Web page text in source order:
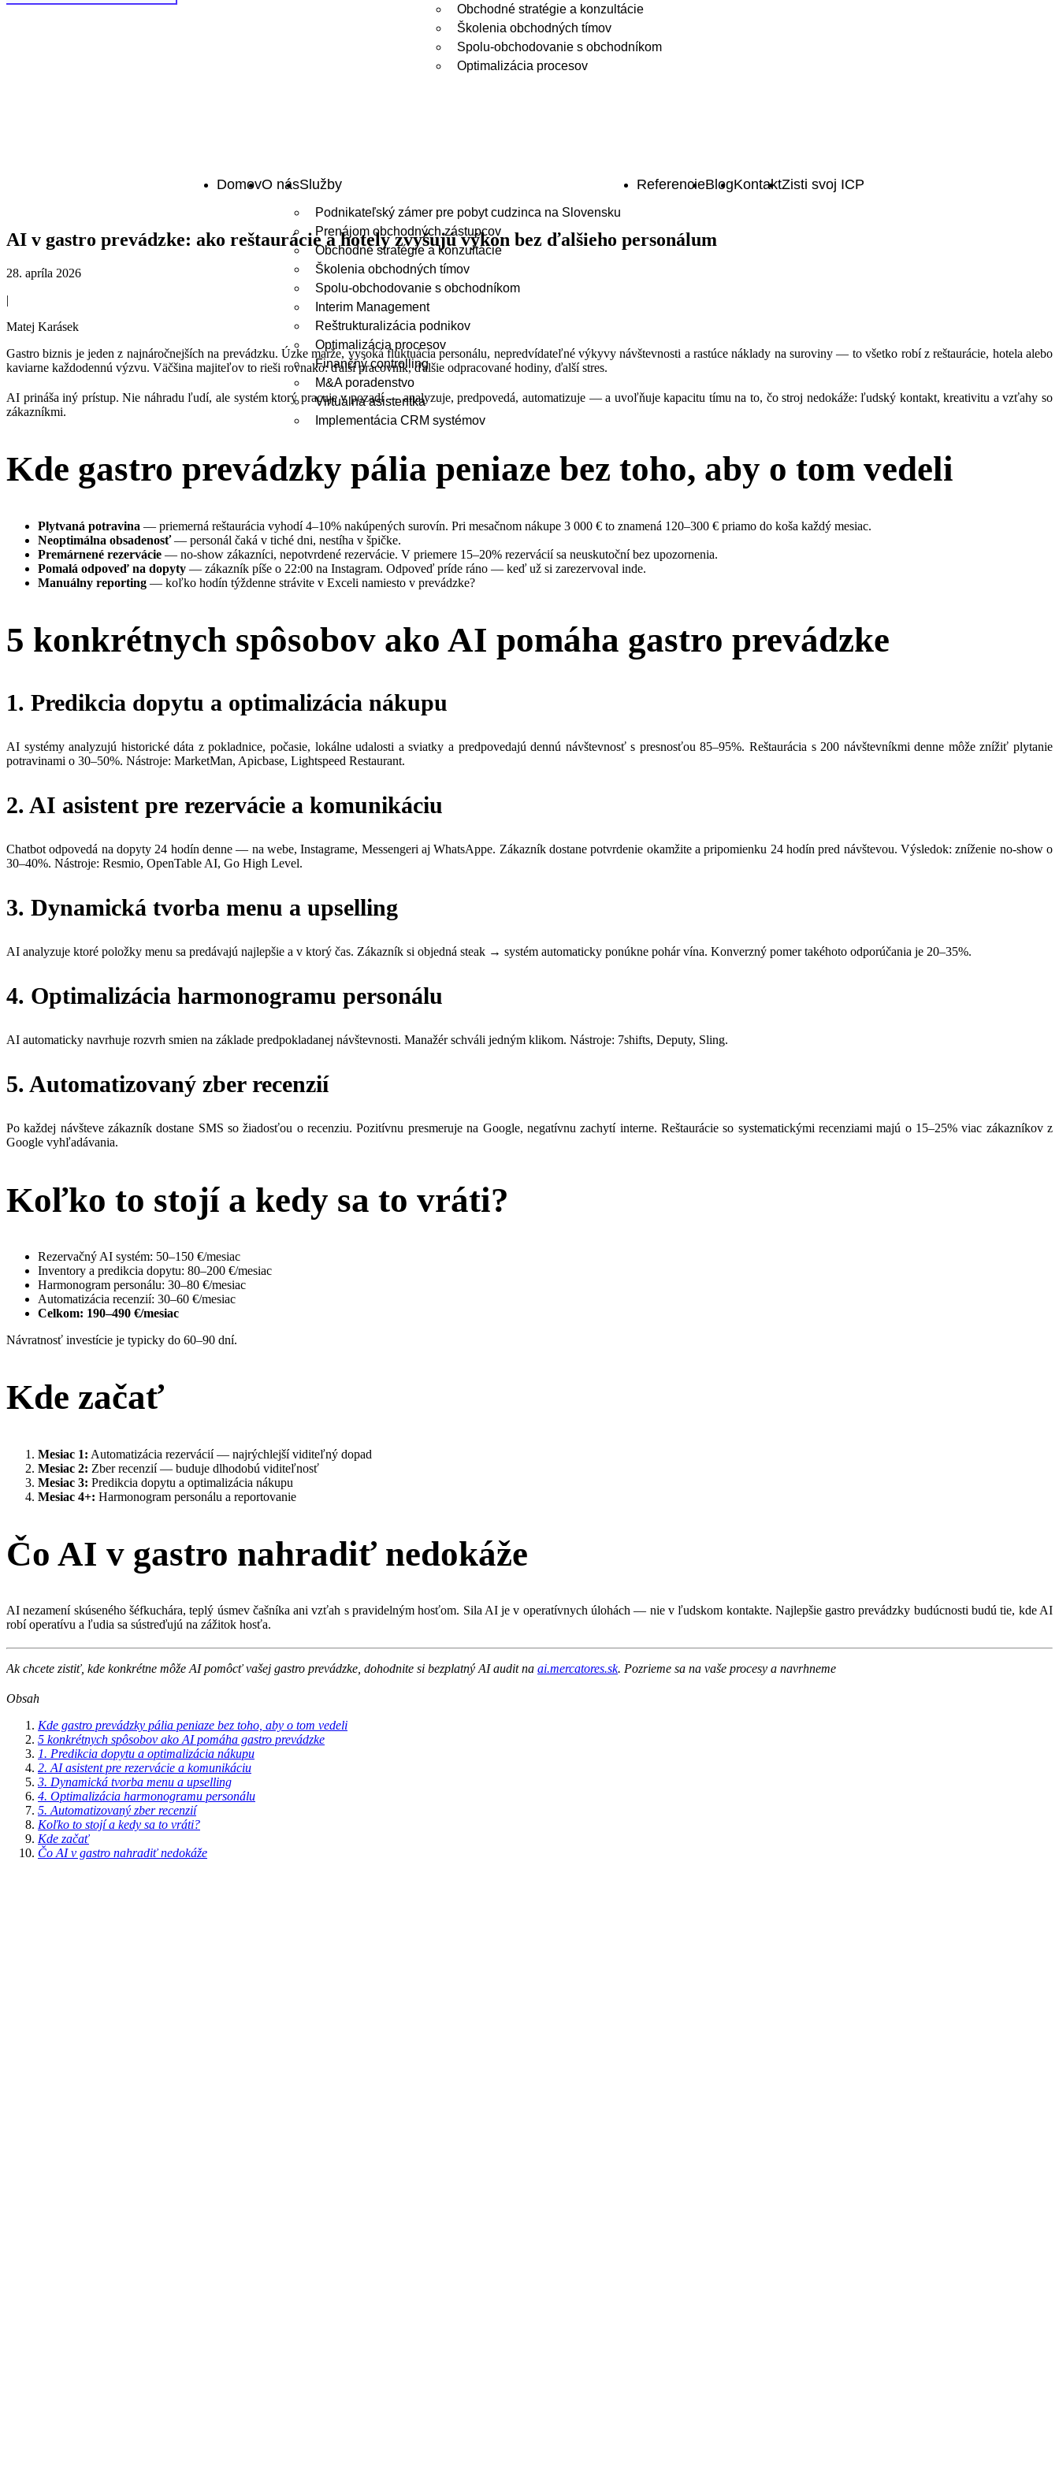
Obchodné stratégie a konzultácie
Školenia obchodných tímov
Spolu-obchodovanie s obchodníkom
Optimalizácia procesov
DomovO násSlužby
Podnikateľský zámer pre pobyt cudzinca na Slovensku
Prenájom obchodných zástupcov
Obchodné stratégie a konzultácie
Školenia obchodných tímov
Spolu-obchodovanie s obchodníkom
Interim Management
Reštrukturalizácia podnikov
Optimalizácia procesov
Finančný controlling
M&A poradenstvo
Virtuálna asistentka
Implementácia CRM systémov
ReferencieBlogKontaktZisti svoj ICP
AI v gastro prevádzke: ako reštaurácie a hotely zvyšujú výkon bez ďalšieho personálum
28. apríla 2026
|
Matej Karásek
Gastro biznis je jeden z najnáročnejších na prevádzku. Úzke marže, vysoká fluktuácia personálu, nepredvídateľné výkyvy návštevnosti a rastúce náklady na suroviny — to všetko robí z reštaurácie, hotela alebo
kaviarne každodennú výzvu. Väčšina majiteľov to rieši rovnako: ďalší pracovník, ďalšie odpracované hodiny, ďalší stres.
AI prináša iný prístup. Nie náhradu ľudí, ale systém ktorý pracuje v pozadí — analyzuje, predpovedá, automatizuje — a uvoľňuje kapacitu tímu na to, čo stroj nedokáže: ľudský kontakt, kreativitu a vzťahy so
zákazníkmi.
Kde gastro prevádzky pália peniaze bez toho, aby o tom vedeli
Plytvaná potravina — priemerná reštaurácia vyhodí 4–10% nakúpených surovín. Pri mesačnom nákupe 3 000 € to znamená 120–300 € priamo do koša každý mesiac.
Neoptimálna obsadenosť— personál čaká v tiché dni, nestíha v špičke.
Premárnené rezervácie — no-show zákazníci, nepotvrdené rezervácie. V priemere 15–20% rezervácií sa neuskutoční bez upozornenia.
Pomalá odpoveď na dopyty — zákazník píše o 22:00 na Instagram. Odpoveď príde ráno — keď už si zarezervoval inde.
Manuálny reporting — koľko hodín týždenne strávite v Exceli namiesto v prevádzke?
5 konkrétnych spôsobov ako AI pomáha gastro prevádzke
1. Predikcia dopytu a optimalizácia nákupu
AI systémy analyzujú historické dáta z pokladnice, počasie, lokálne udalosti a sviatky a predpovedajú dennú návštevnosť s presnosťou 85–95%. Reštaurácia s 200 návštevníkmi denne môže znížiť plytanie
potravinami o 30–50%. Nástroje: MarketMan, Apicbase, Lightspeed Restaurant.
2. AI asistent pre rezervácie a komunikáciu
Chatbot odpovedá na dopyty 24 hodín denne — na webe, Instagrame, Messengeri aj WhatsAppe. Zákazník dostane potvrdenie okamžite a pripomienku 24 hodín pred návštevou. Výsledok: zníženie no-show o
30–40%. Nástroje: Resmio, OpenTable AI, Go High Level.
3. Dynamická tvorba menu a upselling
AI analyzuje ktoré položky menu sa predávajú najlepšie a v ktorý čas. Zákazník si objedná steak → systém automaticky ponúkne pohár vína. Konverzný pomer takéhoto odporúčania je 20–35%.
4. Optimalizácia harmonogramu personálu
AI automaticky navrhuje rozvrh smien na základe predpokladanej návštevnosti. Manažér schváli jedným klikom. Nástroje: 7shifts, Deputy, Sling.
5. Automatizovaný zber recenzií
Po každej návšteve zákazník dostane SMS so žiadosťou o recenziu. Pozitívnu presmeruje na Google, negatívnu zachytí interne. Reštaurácie so systematickými recenziami majú o 15–25% viac zákazníkov z
Google vyhľadávania.
Koľko to stojí a kedy sa to vráti?
Rezervačný AI systém: 50–150 €/mesiac
Inventory a predikcia dopytu: 80–200 €/mesiac
Harmonogram personálu: 30–80 €/mesiac
Automatizácia recenzií: 30–60 €/mesiac
Celkom: 190–490 €/mesiac
Návratnosť investície je typicky do 60–90 dní.
Kde začať
Mesiac 1: Automatizácia rezervácií — najrýchlejší viditeľný dopad
Mesiac 2: Zber recenzií — buduje dlhodobú viditeľnosť
Mesiac 3: Predikcia dopytu a optimalizácia nákupu
Mesiac 4+: Harmonogram personálu a reportovanie
Čo AI v gastro nahradiť nedokáže
AI nezamení skúseného šéfkuchára, teplý úsmev čašníka ani vzťah s pravidelným hosťom. Sila AI je v operatívnych úlohách — nie v ľudskom kontakte. Najlepšie gastro prevádzky budúcnosti budú tie, kde AI
robí operatívu a ľudia sa sústreďujú na zážitok hosťa.
Ak chcete zistiť, kde konkrétne môže AI pomôcť vašej gastro prevádzke, dohodnite si bezplatný AI audit na ai.mercatores.sk. Pozrieme sa na vaše procesy a navrhneme
Obsah
Kde gastro prevádzky pália peniaze bez toho, aby o tom vedeli
5 konkrétnych spôsobov ako AI pomáha gastro prevádzke
1. Predikcia dopytu a optimalizácia nákupu
2. AI asistent pre rezervácie a komunikáciu
3. Dynamická tvorba menu a upselling
4. Optimalizácia harmonogramu personálu
5. Automatizovaný zber recenzií
Koľko to stojí a kedy sa to vráti?
Kde začať
Čo AI v gastro nahradiť nedokáže